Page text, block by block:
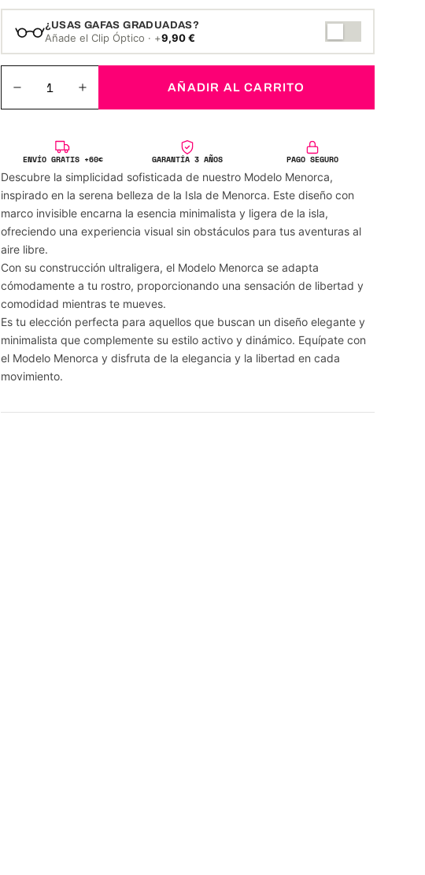
¿USAS GAFAS GRADUADAS?
Añade el Clip Óptico · +9,90€
AÑADIR AL CARRITO
ENVÍO GRATIS +60€ GARANTÍA 3 AÑOS PAGO SEGURO
Descubre la simplicidad sofisticada de nuestro Modelo Menorca,
inspirado en la serena belleza de la Isla de Menorca. Este diseño con
marco invisible encarna la esencia minimalista y ligera de la isla,
ofreciendo una experiencia visual sin obstáculos para tus aventuras al
aire libre.
Con su construcción ultraligera, el Modelo Menorca se adapta
cómodamente a tu rostro, proporcionando una sensación de libertad y
comodidad mientras te mueves.
Es tu elección perfecta para aquellos que buscan un diseño elegante y
minimalista que complemente su estilo activo y dinámico. Equípate con
el Modelo Menorca y disfruta de la elegancia y la libertad en cada
movimiento.